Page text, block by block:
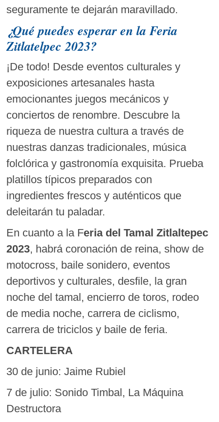
seguramente te dejarán maravillado.
¿Qué puedes esperar en la Feria
Zitlatelpec 2023?
¡De todo! Desde eventos culturales y
exposiciones artesanales hasta
emocionantes juegos mecánicos y
conciertos de renombre. Descubre la
riqueza de nuestra cultura a través de
nuestras danzas tradicionales, música
folclórica y gastronomía exquisita. Prueba
platillos típicos preparados con
ingredientes frescos y auténticos que
deleitarán tu paladar.
En cuanto a la Feria del Tamal Zitlaltepec
2023, habrá coronación de reina, show de
motocross, baile sonidero, eventos
deportivos y culturales, desfile, la gran
noche del tamal, encierro de toros, rodeo
de media noche, carrera de ciclismo,
carrera de triciclos y baile de feria.
CARTELERA
30 de junio: Jaime Rubiel
7 de julio: Sonido Timbal, La Máquina
Destructora